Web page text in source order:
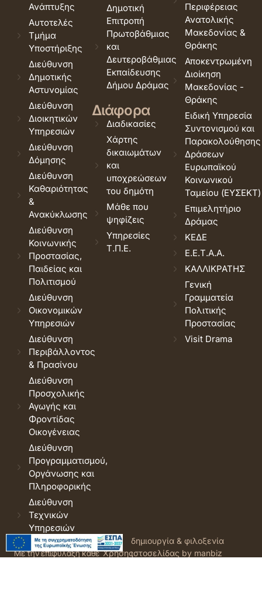
Ανάπτυξης
Αυτοτελές
Τμήμα
Υποστήριξης
Διεύθυνση
Δημοτικής
Αστυνομίας
Διεύθυνση
Διοικητικών
Υπηρεσιών
Διεύθυνση
Δόμησης
Διεύθυνση
Καθαριότητας
&
Ανακύκλωσης
Διεύθυνση
Κοινωνικής
Προστασίας,
Παιδείας και
Πολιτισμού
Διεύθυνση
Οικονομικών
Υπηρεσιών
Διεύθυνση
Περιβάλλοντος
& Πρασίνου
Διεύθυνση
Προσχολικής
Αγωγής και
Φροντίδας
Οικογένειας
Διεύθυνση
Προγραμματισμού,
Οργάνωσης και
Πληροφορικής
Διεύθυνση
Τεχνικών
Υπηρεσιών
Δημοτική
Επιτροπή
Πρωτοβάθμιας
και
Δευτεροβάθμιας
Εκπαίδευσης
Δήμου Δράμας
Διάφορα
Διαδικασίες
Χάρτης
δικαιωμάτων
και
υποχρεώσεων
του δημότη
Μάθε που
ψηφίζεις
Υπηρεσίες
Τ.Π.Ε.
Περιφέρειας
Ανατολικής
Μακεδονίας &
Θράκης
Αποκεντρωμένη
Διοίκηση
Μακεδονίας -
Θράκης
Ειδική Υπηρεσία
Συντονισμού και
Παρακολούθησης
Δράσεων
Ευρωπαϊκού
Κοινωνικού
Ταμείου (ΕΥΣΕΚΤ)
Επιμελητήριο
Δράμας
ΚΕΔΕ
Ε.Ε.Τ.Α.Α.
ΚΑΛΛΙΚΡΑΤΗΣ
Γενική
Γραμματεία
Πολιτικής
Προστασίας
Visit Drama
© 2026 Δήμος Δράμας.
Με την επιφύλαξη κάθε
Όροι
Χρήσης
δημιουργία & φιλοξενία
ιστοσελίδας by manbiz